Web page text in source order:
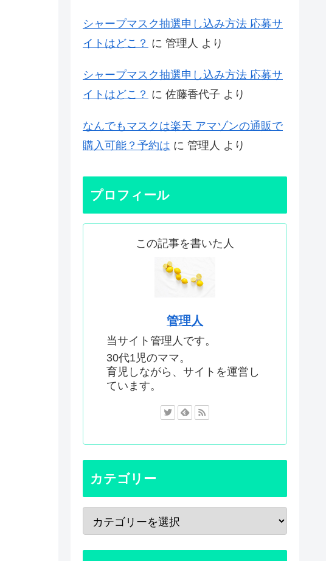
シャープマスク抽選申し込み方法 応募サ
イトはどこ？ に 管理人 より
シャープマスク抽選申し込み方法 応募サ
イトはどこ？ に 佐藤香代子 より
なんでもマスクは楽天 アマゾンの通販で
購入可能？予約は に 管理人 より
プロフィール
この記事を書いた人
管理人
当サイト管理人です。
30代1児のママ。
育児しながら、サイトを運営し
ています。
カテゴリー